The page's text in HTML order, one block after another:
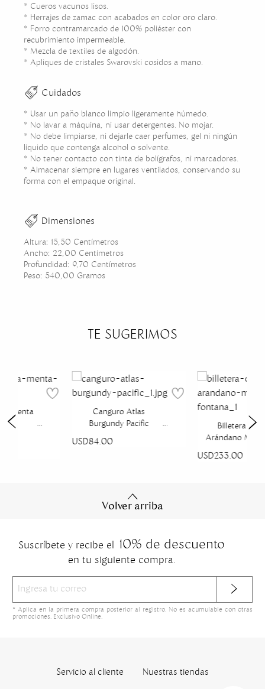
* Cueros vacunos lisos.
* Herrajes de zamac con acabados en color oro claro.
* Forro contramarcado de 100% poliéster con
recubrimiento impermeable.
* Mezcla de textiles de algodón.
* Apliques de cristales Swarovski cosidos a mano.
Cuidados
* Usar un paño blanco limpio ligeramente húmedo.
* No lavar a máquina, ni usar detergentes. No mojar.
* No debe limpiarse, ni dejarle caer perfumes, gel ni ningún
líquido que contenga alcohol o solvente.
* No tener contacto con tinta de bolígrafos, ni marcadores.
* Almacenar siempre en lugares ventilados, conservando su
forma con el empaque original.
Dimensiones
Altura: 15,50 Centímetros
Ancho: 22,00 Centímetros
Profundidad: 9,70 Centímetros
Peso: 540,00 Gramos
TE SUGERIMOS
Menta
Canguro Atlas
Burgundy Pacific
USD84.00
Billetera
Arándano
USD233.00
Volver arriba
Suscríbete y recibe el 10% de descuento
en tu siguiente compra.
* Aplica en la primera compra posterior al registro. No es acumulable con otras
promociones. Exclusivo Online.
Servicio al cliente Nuestras tiendas